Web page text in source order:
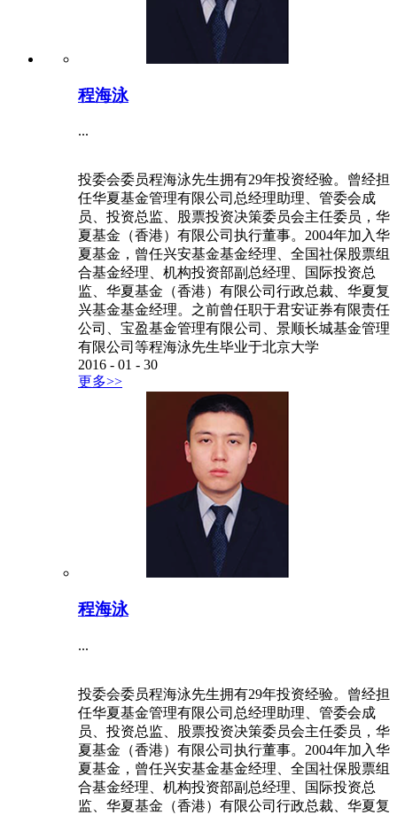
程海泳
...
投委会委员程海泳先生拥有29年投资经验。曾经担
任华夏基金管理有限公司总经理助理、管委会成
员、投资总监、股票投资决策委员会主任委员，华
夏基金（香港）有限公司执行董事。2004年加入华
夏基金，曾任兴安基金基金经理、全国社保股票组
合基金经理、机构投资部副总经理、国际投资总
监、华夏基金（香港）有限公司行政总裁、华夏复
兴基金基金经理。之前曾任职于君安证券有限责任
公司、宝盈基金管理有限公司、景顺长城基金管理
有限公司等程海泳先生毕业于北京大学
2016 - 01 - 30
更多>>
程海泳
...
投委会委员程海泳先生拥有29年投资经验。曾经担
任华夏基金管理有限公司总经理助理、管委会成
员、投资总监、股票投资决策委员会主任委员，华
夏基金（香港）有限公司执行董事。2004年加入华
夏基金，曾任兴安基金基金经理、全国社保股票组
合基金经理、机构投资部副总经理、国际投资总
监、华夏基金（香港）有限公司行政总裁、华夏复